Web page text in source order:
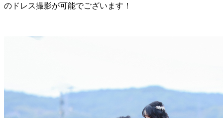
のドレス撮影が可能でございます！